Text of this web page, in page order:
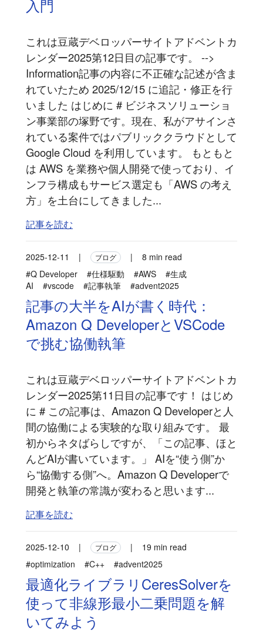
入門
これは豆蔵デベロッパーサイトアドベントカ
レンダー2025第12日目の記事です。 -->
Information記事の内容に不正確な記述が含ま
れていたため 2025/12/15 に追記・修正を行
いました はじめに # ビジネスソリューショ
ン事業部の塚野です。現在、私がアサインさ
れている案件ではパブリッククラウドとして
Google Cloud を利用しています。 もともと
は AWS を業務や個人開発で使っており、イ
ンフラ構成もサービス選定も「AWS の考え
方」を土台にしてきました...
記事を読む
2025-12-11 | ブログ |
8 min read
#Q Developer
#仕様駆動 #AWS
#生成
AI
#vscode #記事執筆 #advent2025
記事の大半をAIが書く時代：
Amazon Q DeveloperとVSCode
で挑む協働執筆
これは豆蔵デベロッパーサイトアドベントカ
レンダー2025第11日目の記事です！ はじめ
に # この記事は、Amazon Q Developerと人
間の協働による実験的な取り組みです。 最
初からネタばらしですが、「この記事、ほと
んどAIが書いています。」 AIを“使う側”か
ら“協働する側”へ。Amazon Q Developerで
開発と執筆の常識が変わると思います...
記事を読む
2025-12-10 | ブログ |
19 min read
#optimization
#C++ #advent2025
最適化ライブラリCeresSolverを
使って非線形最小二乗問題を解
いてみよう